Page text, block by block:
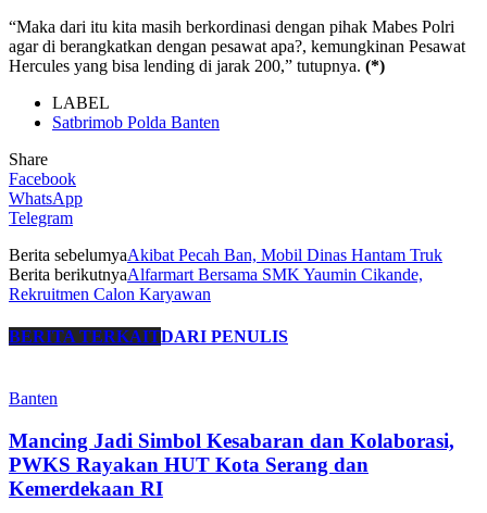
“Maka dari itu kita masih berkordinasi dengan pihak Mabes Polri
agar di berangkatkan dengan pesawat apa?, kemungkinan Pesawat
Hercules yang bisa lending di jarak 200,” tutupnya. (*)
LABEL
Satbrimob Polda Banten
Share
Facebook
WhatsApp
Telegram
Berita sebelumyaAkibat Pecah Ban, Mobil Dinas Hantam Truk
Berita berikutnyaAlfarmart Bersama SMK Yaumin Cikande,
Rekruitmen Calon Karyawan
BERITA TERKAITDARI PENULIS
Banten
Mancing Jadi Simbol Kesabaran dan Kolaborasi,
PWKS Rayakan HUT Kota Serang dan
Kemerdekaan RI